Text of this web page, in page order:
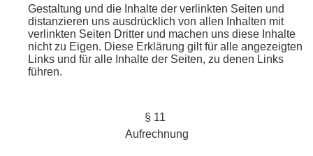
Gestaltung und die Inhalte der verlinkten Seiten und
distanzieren uns ausdrücklich von allen Inhalten mit
verlinkten Seiten Dritter und machen uns diese Inhalte
nicht zu Eigen. Diese Erklärung gilt für alle angezeigten
Links und für alle Inhalte der Seiten, zu denen Links
führen.
§ 11
Aufrechnung